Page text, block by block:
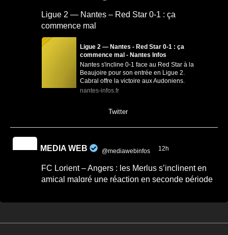
Ligue 2 — Nantes – Red Star 0-1 : ça
commence mal
Ligue 2 — Nantes - Red Star 0-1 : ça
commence mal - Nantes Infos
Nantes s'incline 0-1 face au Red Star à la
Beaujoire pour son entrée en Ligue 2.
Cabral offre la victoire aux Audoniens.
nantes-infos.fr
Twitter
MEDIA WEB @mediawebinfos 12h
FC Lorient – Angers : les Merlus s’inclinent en
amical malgré une réaction en seconde période